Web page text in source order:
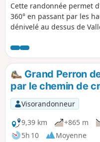
Cette randonnée permet
360° en passant par les
dénivelé au dessus de
forêt, pistes 4x4) et il est
la randonnée à plusieurs
en font une randonnée
Grand Perron
par le chemin de
Visorandonneur
9,39 km
+865 m
5h 10
Moyenne